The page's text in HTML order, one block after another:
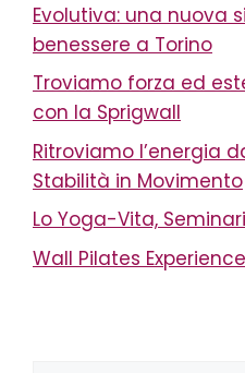
Evolutiva: una nuova
benessere a Torino
Troviamo forza ed
con la Sprigwall
Ritroviamo l’energia
Stabilità in Movimento
Lo Yoga-Vita,
Wall Pilates Experience